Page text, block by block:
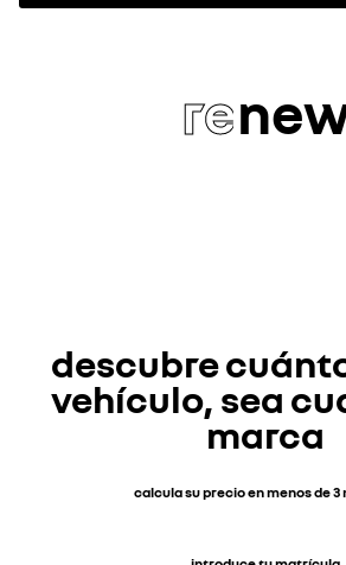
re
descubre
vehículo, sea
marca
calcula su precio en menos de 3